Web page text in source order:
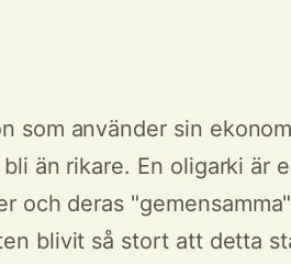
som använder sin
än rikare. En oligarki är
och deras
blivit så stort att detta